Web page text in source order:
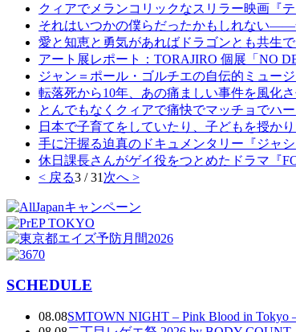
クィアでメランコリックなスリラー映画『
それはいつかの僕らだったかもしれない――
愛と知恵と勇気があればドラゴンとも共生
アート展レポート：TORAJIRO 個展「NO
ジャン＝ポール・ゴルチエの自伝的ミュー
転落死から10年、あの痛ましい事件を風化
とんでもなくクィアで痛快でマッチョでハ
日本で子育てをしていたり、子どもを授か
手に汗握る迫真のドキュメンタリー『ジャ
休日課長さんがゲイ役をつとめたドラマ『
< 戻る3 / 31 次へ >
SCHEDULE
08.08SMTOWN NIGHT – Pink Blood in Tokyo